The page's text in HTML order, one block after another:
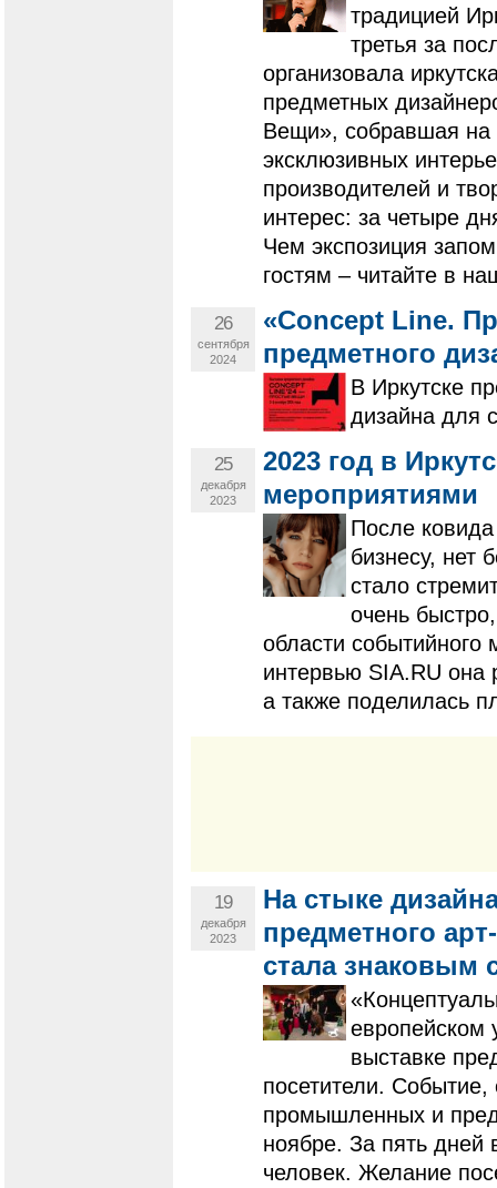
традицией
третья за
организовала
предметных
Вещи», собравшая на
эксклюзивных
производителей и
интерес: за четыре
Чем экспозиция
гостям – читайте в
26
сентября
2024
«Concept Line.
предметного
В Иркутске
дизайна для
25
декабря
2023
2023 год в
мероприятиями
После
бизнесу, нет
стало
очень
области
интервью SIA.RU она
а также поделилась
19
декабря
2023
На стыке
предметного
стала знаковым
европейском
выставке
посетители. Событие,
промышленных и
ноябре. За пять дней
человек. Желание